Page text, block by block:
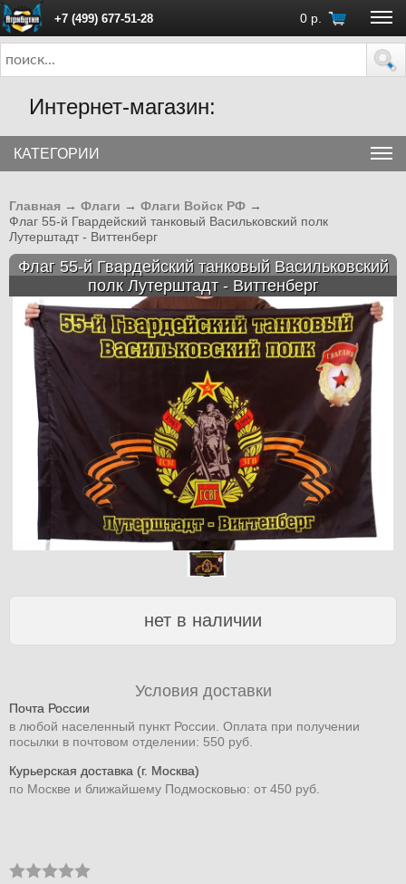
+7 (499) 677-51-28 0 р.
ПН - ПТ с 10:00 до 18:00 (Москва)
Интернет-магазин:
КАТЕГОРИИ
Главная → Флаги → Флаги Войск РФ →
Флаг 55-й Гвардейский танковый Васильковский полк
Лутерштадт - Виттенберг
Флаг 55-й Гвардейский танковый Васильковский
полк Лутерштадт - Виттенберг
нет в наличии
Условия доставки
Почта России
в любой населенный пункт России. Оплата при получении
посылки в почтовом отделении: 550 руб.
Курьерская доставка (г. Москва)
по Москве и ближайшему Подмосковью: от 450 руб.